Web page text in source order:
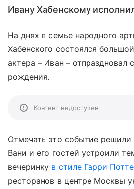
Ивану Хабенскому
На днях в семье народного
Хабенского состоялся
актера – Иван – отпраздновал
рождения.
Контент недоступен
Отмечать это событие решили
Вани и его гостей устроили
вечеринку в стиле Гарри
ресторанов в центре Москвы